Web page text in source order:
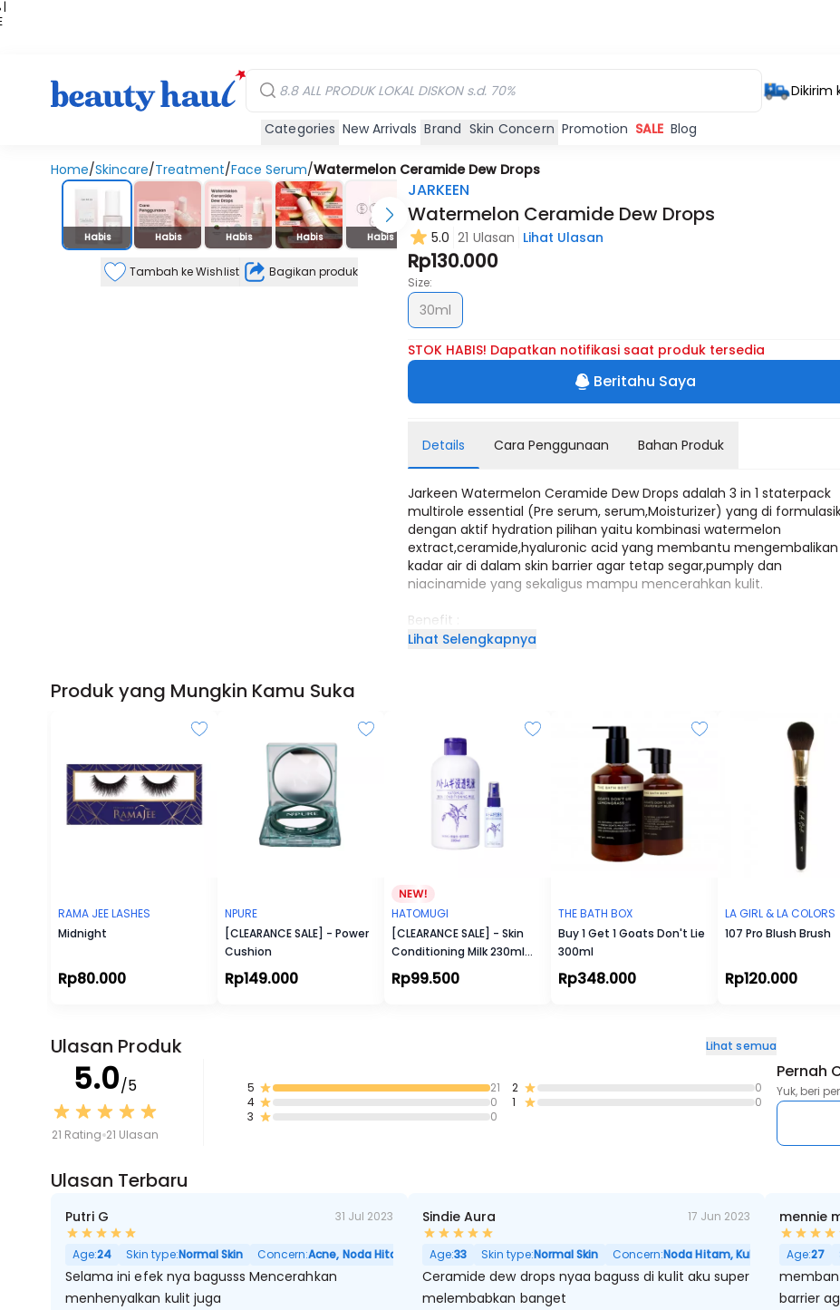
|
Dikirim
Categories New Arrivals Brand Skin Concern Promotion SALE Blog
Home/Skincare/Treatment/Face Serum/Watermelon Ceramide Dew Drops
Stok Habis
Habis Habis Habis Habis Habis
Tambah ke Wishlist Bagikan produk
JARKEEN
Watermelon Ceramide Dew Drops
5.0 21 Ulasan Lihat Ulasan
Rp130.000
Size:
30ml
STOK HABIS! Dapatkan notifikasi saat produk tersedia
Beritahu Saya
Details Cara Penggunaan Bahan Produk
Jarkeen Watermelon Ceramide Dew Drops adalah 3 in 1 staterpack
multirole essential (Pre serum, serum,Moisturizer) yang di
dengan aktif hydration pilihan yaitu kombinasi watermelon
extract,ceramide,hyaluronic acid yang membantu mengembalikan
kadar air di dalam skin barrier agar tetap segar,pumply dan
niacinamide yang sekaligus mampu mencerahkan kulit.
Benefit :
• Waterbank (hydrating)
• Membuat kulit tampak lebih kenyal
• Membantu mengecilkan pori-pori
• Membantu menguatkan skin barrier
Lihat Selengkapnya
Produk yang Mungkin Kamu Suka
RAMA JEE LASHES
Midnight
Rp80.000
NPURE
[CLEARANCE SALE] - Power
Cushion
Rp149.000
HATOMUGI
[CLEARANCE SALE] - Skin
Conditioning Milk 230ml
[FREE Skin conditioner
45ml]
Rp99.500
THE BATH BOX
Buy 1 Get 1 Goats Don't Lie
300ml
Rp348.000
LA GIRL & LA COLORS
107 Pro Blush Brush
Rp120.000
Ulasan Produk Lihat semua
5.0/5
21 Rating 21 Ulasan
5
21
4
0
3
0
2
0
1
0
Pernah
Yuk, beri
Ulasan Terbaru
Putri G 31 Jul 2023
Age:24 Skin type:Normal Skin Concern:Acne, Noda Hitam, Pori Besar
Selama ini efek nya bagusss Mencerahkan
menhenyalkan kulit juga
Sindie Aura 17 Jun 2023
Age:33 Skin type:Normal Skin Concern:Noda Hitam, Kulit Kering, Pori
Ceramide dew drops nyaa baguss di kulit aku super
melembabkan banget
mennie
Age:27
barrier